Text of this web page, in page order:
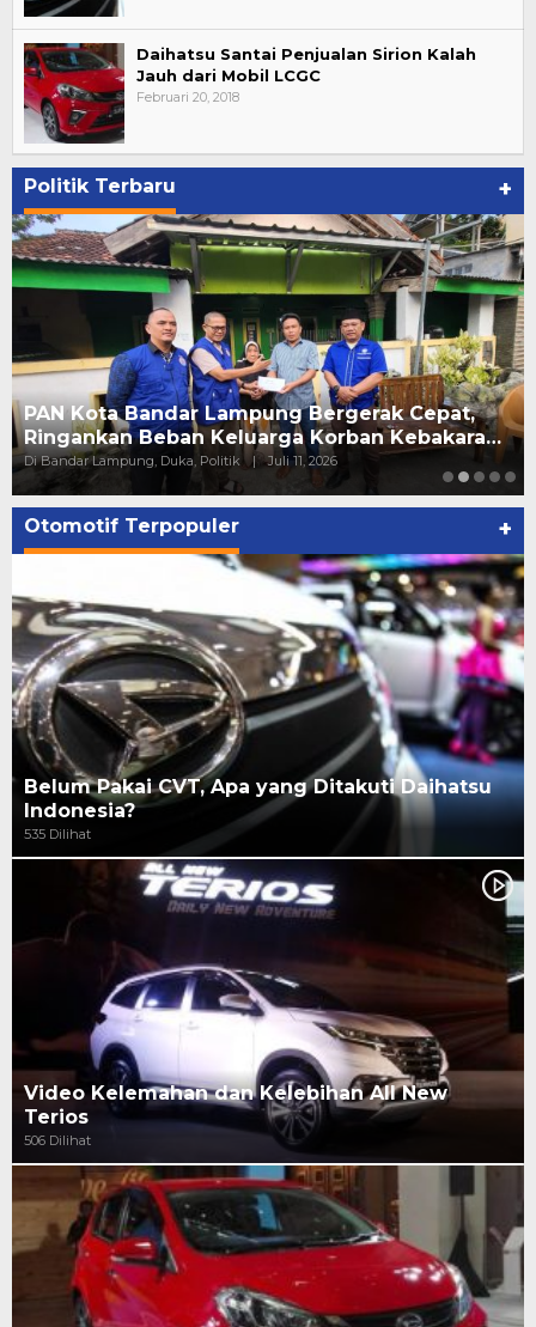
Daihatsu Santai Penjualan Sirion Kalah
Jauh dari Mobil LCGC
Februari 20, 2018
Politik Terbaru +
PAN Kota Bandar Lampung Bergerak Cepat,
Ringankan Beban Keluarga Korban Kebakara…
Di Bandar Lampung, Duka, Politik | Juli 11, 2026
Otomotif Terpopuler +
Belum Pakai CVT, Apa yang Ditakuti Daihatsu
Indonesia?
535 Dilihat
Video Kelemahan dan Kelebihan All New
Terios
506 Dilihat